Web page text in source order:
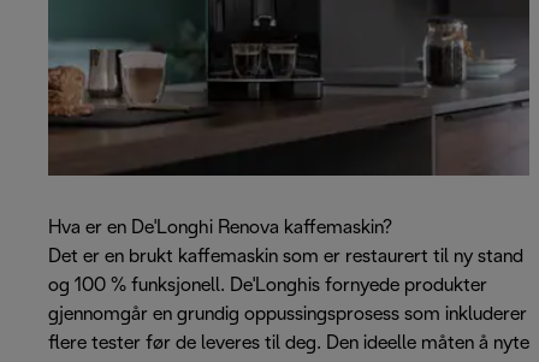
Hva er en De'Longhi Renova kaffemaskin?
Det er en brukt kaffemaskin som er restaurert til ny stand
og 100 % funksjonell. De'Longhis fornyede produkter
gjennomgår en grundig oppussingsprosess som inkluderer
flere tester før de leveres til deg. Den ideelle måten å nyte